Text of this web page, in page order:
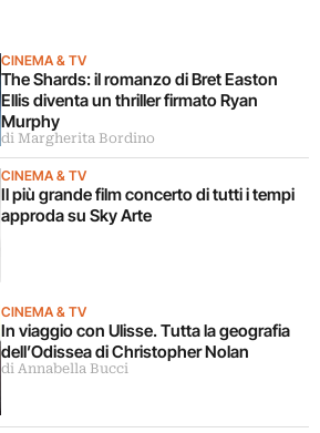
CINEMA & TV
The Shards: il romanzo di Bret Easton
Ellis diventa un thriller firmato Ryan
Murphy
di Margherita Bordino
CINEMA & TV
Il più grande film concerto di tutti i tempi
approda su Sky Arte
CINEMA & TV
In viaggio con Ulisse. Tutta la geografia
dell’Odissea di Christopher Nolan
di Annabella Bucci